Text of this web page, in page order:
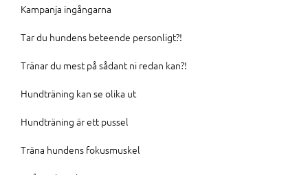
Kampanja ingångarna
Tar du hundens beteende personligt?!
Tränar du mest på sådant ni redan kan?!
Hundträning kan se olika ut
Hundträning är ett pussel
Träna hundens fokusmuskel